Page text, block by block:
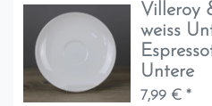
Villeroy
weiss
Untere
7,99 € *